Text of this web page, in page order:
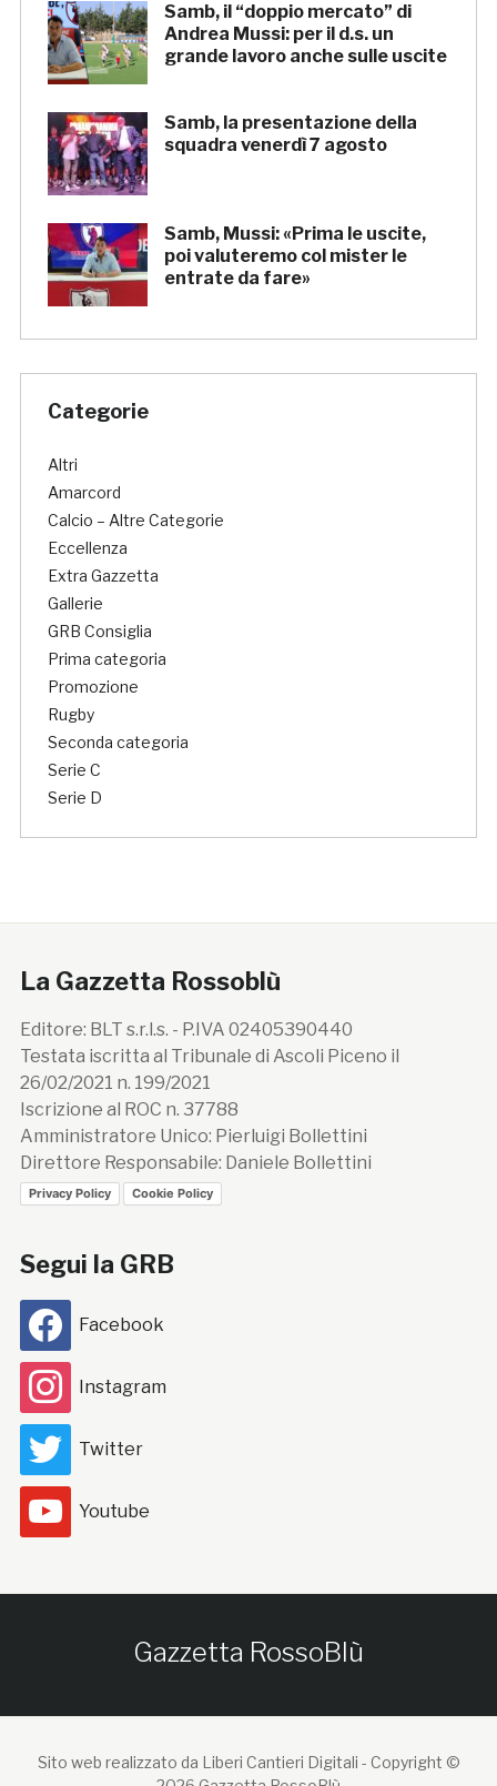
Samb, il “doppio mercato” di
Andrea Mussi: per il d.s. un
grande lavoro anche sulle uscite
Samb, la presentazione della
squadra venerdì 7 agosto
Samb, Mussi: «Prima le uscite,
poi valuteremo col mister le
entrate da fare»
Categorie
Altri
Amarcord
Calcio – Altre Categorie
Eccellenza
Extra Gazzetta
Gallerie
GRB Consiglia
Prima categoria
Promozione
Rugby
Seconda categoria
Serie C
Serie D
La Gazzetta Rossoblù
Editore: BLT s.r.l.s. - P.IVA 02405390440
Testata iscritta al Tribunale di Ascoli Piceno il
26/02/2021 n. 199/2021
Iscrizione al ROC n. 37788
Amministratore Unico: Pierluigi Bollettini
Direttore Responsabile: Daniele Bollettini
Privacy Policy Cookie Policy
Segui la GRB
Facebook
Instagram
Twitter
Youtube
Gazzetta RossoBlù
Sito web realizzato da Liberi Cantieri Digitali - Copyright ©